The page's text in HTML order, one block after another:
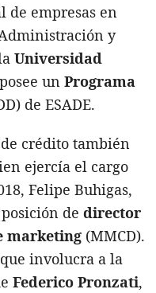
empresas en
y
Universidad
un Programa
de ESADE.
crédito también
ejercía el cargo
Felipe Buhigas,
de director
marketing (MMCD).
involucra a la
Federico Pronzati,